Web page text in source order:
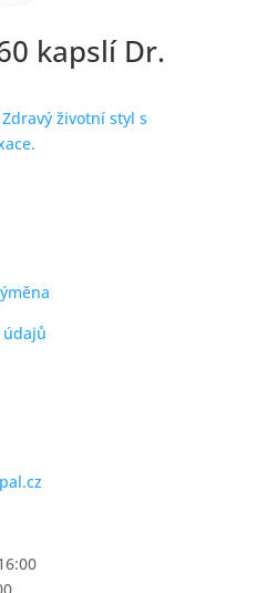
kapslí Dr.
životní styl s
údajů